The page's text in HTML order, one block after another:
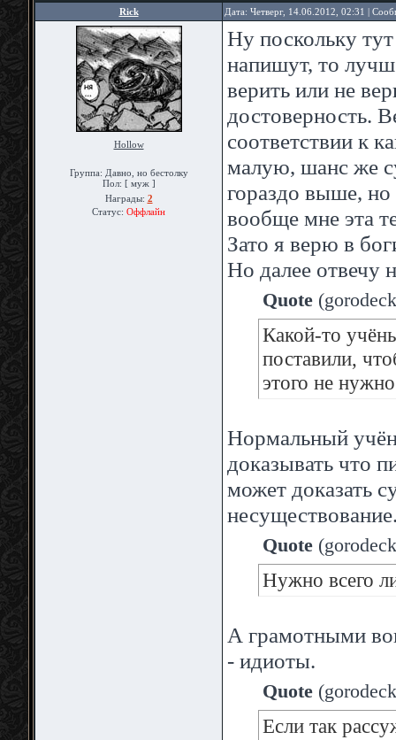
Rick Дата: Четверг, 14.06.2012, 02:31 |
Hollow
Группа: Давно, но бестолку
Пол: [ муж ]
Награды: 2
Статус: Оффлайн
Ну поскольку
напишут, то
верить или не
достоверность.
соответствии к
малую, шанс же
гораздо выше,
вообще мне эта
Зато я верю в
Но далее отвечу
Quote (
Какой-то
поставили,
этого не
Нормальный
доказывать что
может доказать
Quote (
Нужно всего
А грамотными
- идиоты.
Quote (
Если так